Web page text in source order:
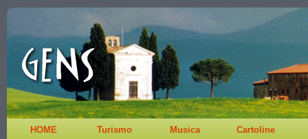
HOME Turismo Musica Cartoline